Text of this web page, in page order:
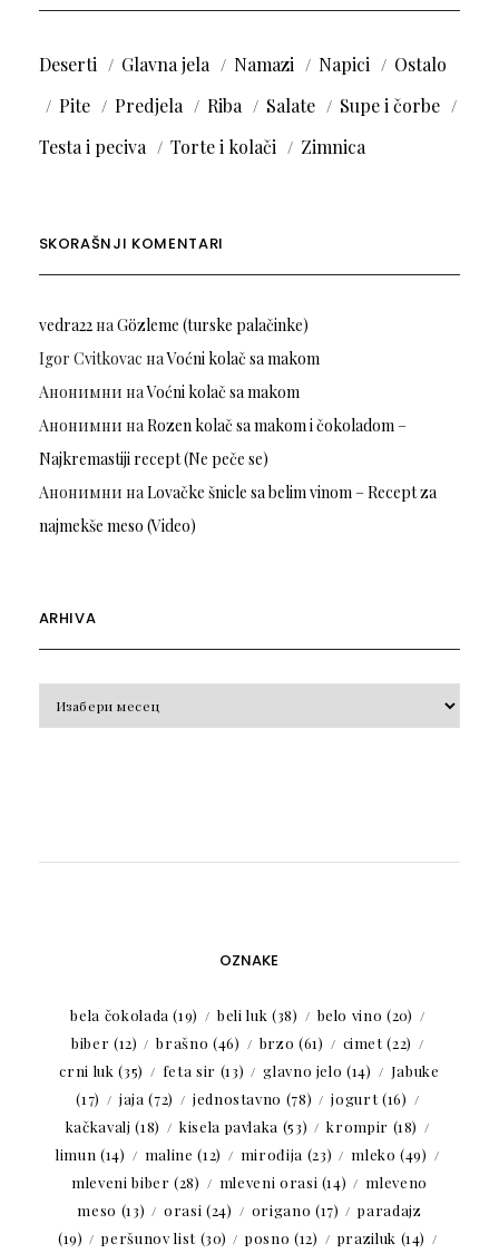
Deserti Glavna jela Namazi Napici
Ostalo
Pite
Predjela Riba Salate
Supe i čorbe
Testa i peciva
Torte i kolači Zimnica
SKORAŠNJI KOMENTARI
vedra22наGözleme (turske palačinke)
Igor Cvitkovac наVoćni kolač sa makom
Анонимни наVoćni kolač sa makom
Анонимни наRozen kolač sa makom i čokoladom –
Najkremastiji recept (Ne peče se)
Анонимни наLovačke šnicle sa belim vinom – Recept za
najmekše meso (Video)
ARHIVA
OZNAKE
bela čokolada (19) beli luk (38) belo vino (20)
biber (12) brašno (46) brzo (61) cimet(22)
crni luk (35) feta sir (13) glavno jelo (14)
Jabuke
(17)
jaja (72) jednostavno (78) jogurt(16)
kačkavalj (18) kisela pavlaka (53) krompir (18)
limun (14) maline (12) mirođija (23) mleko (49)
mleveni biber (28) mleveni orasi (14)
mleveno
meso (13) orasi (24) origano (17)
paradajz
(19)
peršunov list(30) posno (12) praziluk (14)